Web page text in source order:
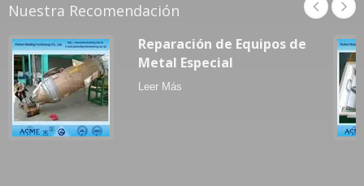
Nuestra Recomendación
Reparación de Equipos de
Metal Especial
Leer Más